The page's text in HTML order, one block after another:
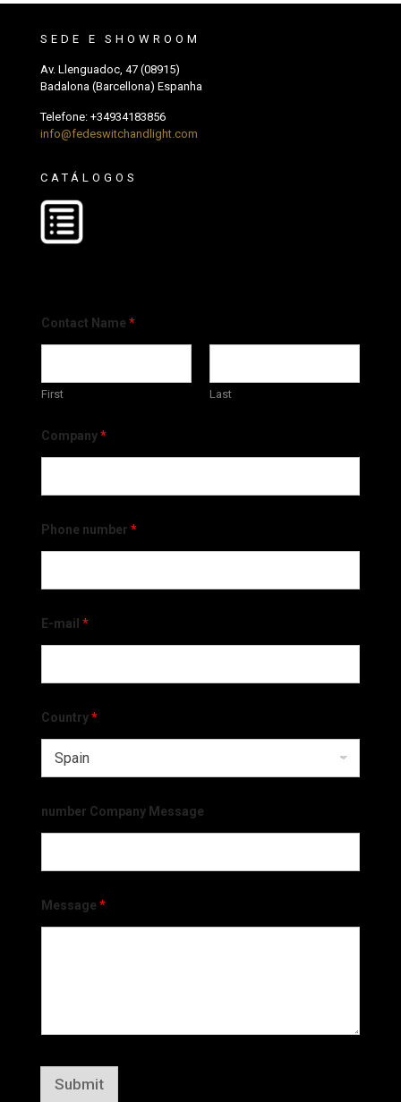
SEDE E SHOWROOM
Av. Llenguadoc, 47 (08915)
Badalona (Barcellona) Espanha
Telefone: +34934183856
info@fedeswitchandlight.com
CATÁLOGOS
Contact Name *
First Last
Company*
Phone number *
E-mail *
Country*
number Company Message
Message *
Submit